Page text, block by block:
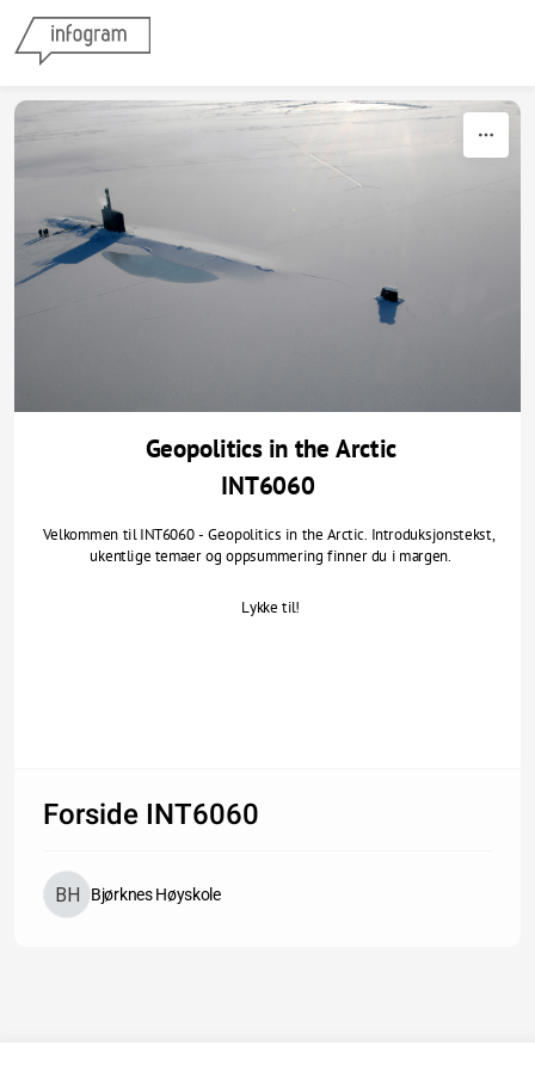
Geopolitics in the Arctic
INT6060
Velkommen til INT6060 - Geopolitics in the Arctic. Introduksjonstekst,
ukentlige temaer og oppsummering finner du i margen.
Lykke til!
Forside INT6060
Bjørknes Høyskole